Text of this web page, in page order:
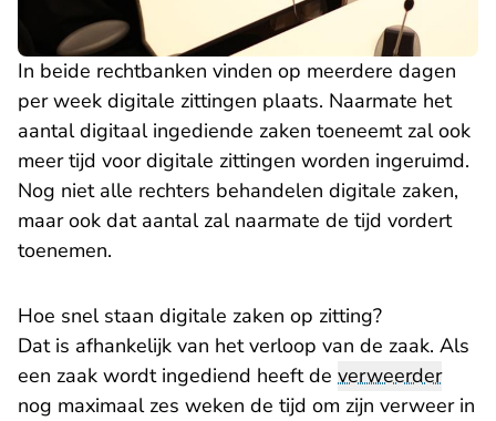
In beide rechtbanken vinden op meerdere dagen
per week digitale zittingen plaats. Naarmate het
aantal digitaal ingediende zaken toeneemt zal ook
meer tijd voor digitale zittingen worden ingeruimd.
Nog niet alle rechters behandelen digitale zaken,
maar ook dat aantal zal naarmate de tijd vordert
toenemen.
Hoe snel staan digitale zaken op zitting?
Dat is afhankelijk van het verloop van de zaak. Als
een zaak wordt ingediend heeft de verweerder
nog maximaal zes weken de tijd om zijn verweer in